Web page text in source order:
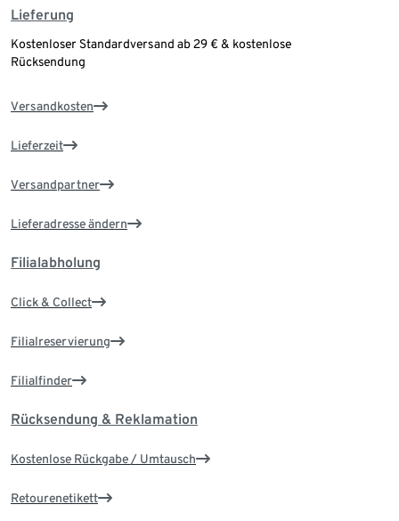
Lieferung
Kostenloser Standardversand ab 29 € & kostenlose
Rücksendung
Versandkosten
Lieferzeit
Versandpartner
Lieferadresse ändern
Filialabholung
Click & Collect
Filialreservierung
Filialfinder
Rücksendung & Reklamation
Kostenlose Rückgabe / Umtausch
Retourenetikett